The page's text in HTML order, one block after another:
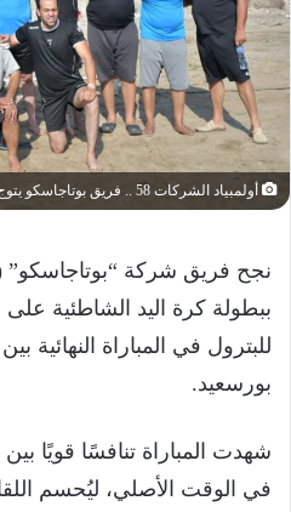
أولمبياد الشركات 58 .. فريق بوتاجاسكو يتوج ببطولة اليد الشاطئية
ببطولة كرة اليد الشاطئية
للبترول في المباراة النهائية
بورسعيد.
شهدت المباراة تنافسًا قويًا بين
في الوقت الأصلي، ليُحسم